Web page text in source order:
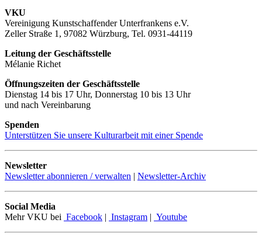
VKU
Vereinigung Kunstschaffender Unterfrankens e.V.
Zeller Straße 1, 97082 Würzburg, Tel. 0931-44119
Leitung der Geschäftsstelle
Mélanie Richet
Öffnungszeiten der Geschäftsstelle
Dienstag 14 bis 17 Uhr, Donnerstag 10 bis 13 Uhr
und nach Vereinbarung
Spenden
Unterstützen Sie unsere Kulturarbeit mit einer Spende
Newsletter
Newsletter abonnieren / verwalten | Newsletter-Archiv
Social Media
Mehr VKU bei Facebook | Instagram | Youtube